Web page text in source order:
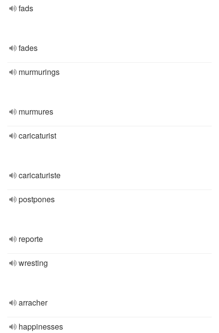
fads
fades
murmurings
murmures
caricaturist
caricaturiste
postpones
reporte
wresting
arracher
happinesses